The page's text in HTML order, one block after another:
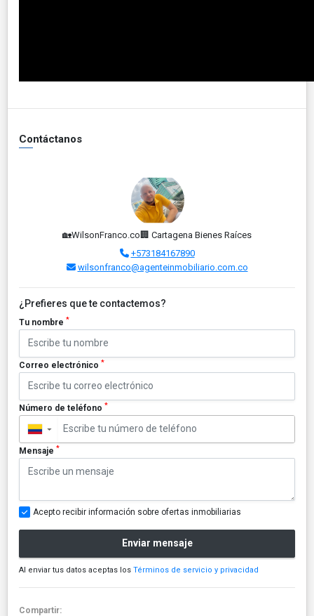
Contáctanos
🏡WilsonFranco.co🏢 Cartagena Bienes Raíces
+573184167890
wilsonfranco@agenteinmobiliario.com.co
¿Prefieres que te contactemos?
Tu nombre *
Correo electrónico *
Número de teléfono *
▼
Mensaje *
Acepto recibir información sobre ofertas inmobiliarias
Enviar mensaje
Al enviar tus datos aceptas los Términos de servicio y privacidad
Compartir: